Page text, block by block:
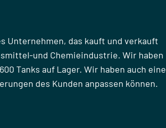
Unternehmen, das kauft und verkauft
und Chemieindustrie. Wir haben
Tanks auf Lager. Wir haben auch eine
des Kunden anpassen können.